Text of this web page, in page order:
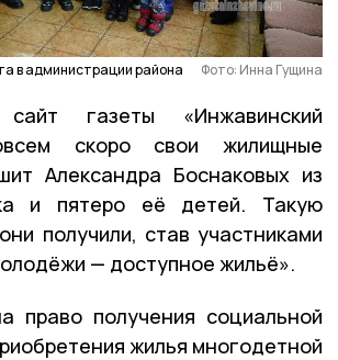
в администрации района Фото: Инна Гущина
газеты «Инжавинский
скоро свои жилищные
Александра Боснаковых из
и пятеро её детей. Такую
получили, став участниками
— доступное жильё».
право получения социальной
жилья многодетной